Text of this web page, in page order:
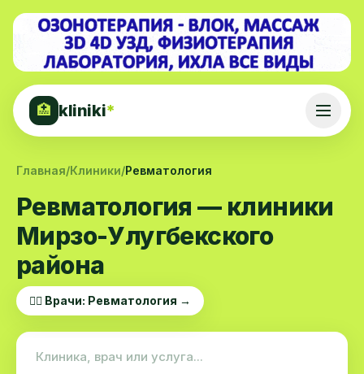
🏥 kliniki*
Главная/Клиники/Ревматология
Ревматология — клиники
Мирзо-Улугбекского
района
👨‍⚕️ Врачи: Ревматология →